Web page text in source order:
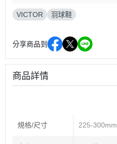
VICTOR 羽球鞋
分享商品到
商品詳情
規格/尺寸 225-300mm